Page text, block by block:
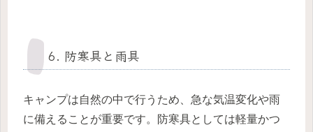
6. 防寒具と雨具
キャンプは自然の中で行うため、急な気温変化や雨
に備えることが重要です。防寒具としては軽量かつ